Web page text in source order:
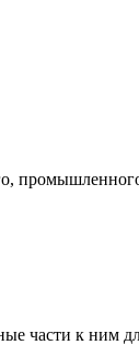
части к ним